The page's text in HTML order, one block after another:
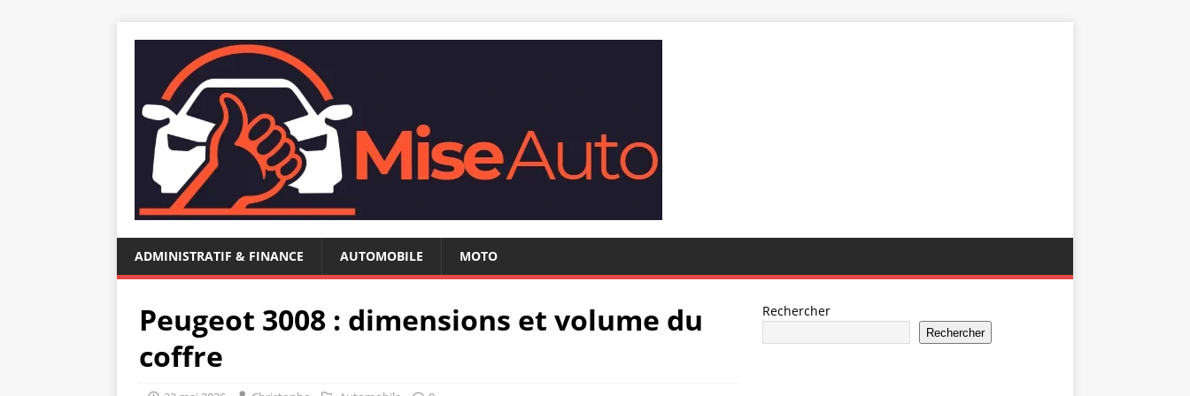
ADMINISTRATIF & FINANCE AUTOMOBILE MOTO
Peugeot 3008 : dimensions et volume du
coffre
Rechercher
Rechercher